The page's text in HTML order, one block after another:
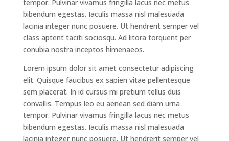
tempor. Pulvinar vivamus fringilla lacus nec metus
bibendum egestas. Iaculis massa nisl malesuada
lacinia integer nunc posuere. Ut hendrerit semper vel
class aptent taciti sociosqu. Ad litora torquent per
conubia nostra inceptos himenaeos.
Lorem ipsum dolor sit amet consectetur adipiscing
elit. Quisque faucibus ex sapien vitae pellentesque
sem placerat. In id cursus mi pretium tellus duis
convallis. Tempus leo eu aenean sed diam urna
tempor. Pulvinar vivamus fringilla lacus nec metus
bibendum egestas. Iaculis massa nisl malesuada
lacinia integer nunc posuere. Ut hendrerit semper vel